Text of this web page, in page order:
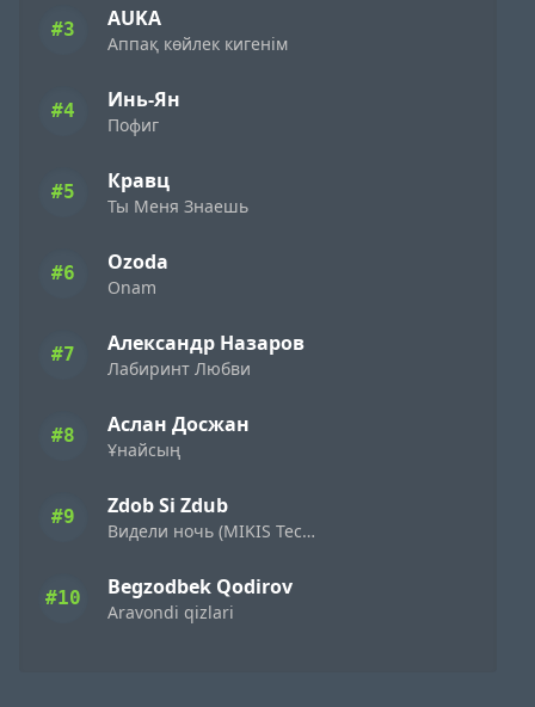
#3 AUKA
Аппақ көйлек кигенім
#4 Инь-Ян
Пофиг
#5 Кравц
Ты Меня Знаешь
#6 Ozoda
Onam
#7 Александр Назаров
Лабиринт Любви
#8 Аслан Досжан
Ұнайсың
#9 Zdob Si Zdub
Видели ночь (MIKIS Techno Flip)
#10 Begzodbek Qodirov
Aravondi qizlari